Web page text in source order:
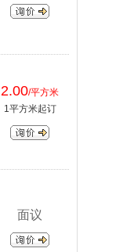
2.00/平方米
1平方米起订
面议